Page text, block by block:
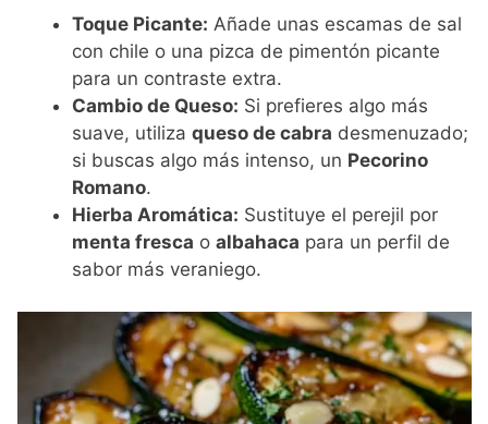
Toque Picante: Añade unas escamas de sal
con chile o una pizca de pimentón picante
para un contraste extra.
Cambio de Queso: Si prefieres algo más
suave, utilizaqueso de cabra desmenuzado;
si buscas algo más intenso, un Pecorino
Romano.
Hierba Aromática: Sustituye el perejil por
menta fresca oalbahaca para un perfil de
sabor más veraniego.